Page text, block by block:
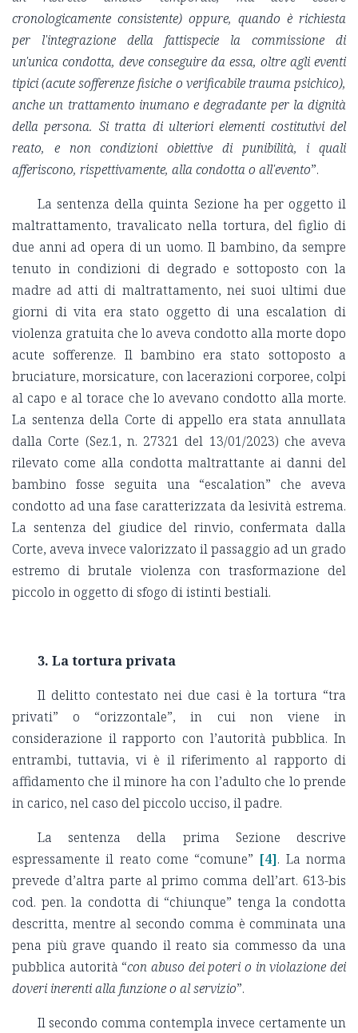
cronologicamente consistente) oppure, quando è richiesta
per l'integrazione della fattispecie la commissione di
un'unica condotta, deve conseguire da essa, oltre agli eventi
tipici (acute sofferenze fisiche o verificabile trauma psichico),
anche un trattamento inumano e degradante per la dignità
della persona. Si tratta di ulteriori elementi costitutivi del
reato, e non condizioni obiettive di punibilità, i quali
afferiscono, rispettivamente, alla condotta o all'evento”.
La sentenza della quinta Sezione ha per oggetto il
maltrattamento, travalicato nella tortura, del figlio di
due anni ad opera di un uomo. Il bambino, da sempre
tenuto in condizioni di degrado e sottoposto con la
madre ad atti di maltrattamento, nei suoi ultimi due
giorni di vita era stato oggetto di una escalation di
violenza gratuita che lo aveva condotto alla morte dopo
acute sofferenze. Il bambino era stato sottoposto a
bruciature, morsicature, con lacerazioni corporee, colpi
al capo e al torace che lo avevano condotto alla morte.
La sentenza della Corte di appello era stata annullata
dalla Corte (Sez.1, n. 27321 del 13/01/2023) che aveva
rilevato come alla condotta maltrattante ai danni del
bambino fosse seguita una “escalation” che aveva
condotto ad una fase caratterizzata da lesività estrema.
La sentenza del giudice del rinvio, confermata dalla
Corte, aveva invece valorizzato il passaggio ad un grado
estremo di brutale violenza con trasformazione del
piccolo in oggetto di sfogo di istinti bestiali.
3. La tortura privata
Il delitto contestato nei due casi è la tortura “tra
privati” o “orizzontale”, in cui non viene in
considerazione il rapporto con l’autorità pubblica. In
entrambi, tuttavia, vi è il riferimento al rapporto di
affidamento che il minore ha con l’adulto che lo prende
in carico, nel caso del piccolo ucciso, il padre.
La sentenza della prima Sezione descrive
espressamente il reato come “comune” [4]. La norma
prevede d’altra parte al primo comma dell’art. 613-bis
cod. pen. la condotta di “chiunque” tenga la condotta
descritta, mentre al secondo comma è comminata una
pena più grave quando il reato sia commesso da una
pubblica autorità “con abuso dei poteri o in violazione dei
doveri inerenti alla funzione o al servizio”.
Il secondo comma contempla invece certamente un